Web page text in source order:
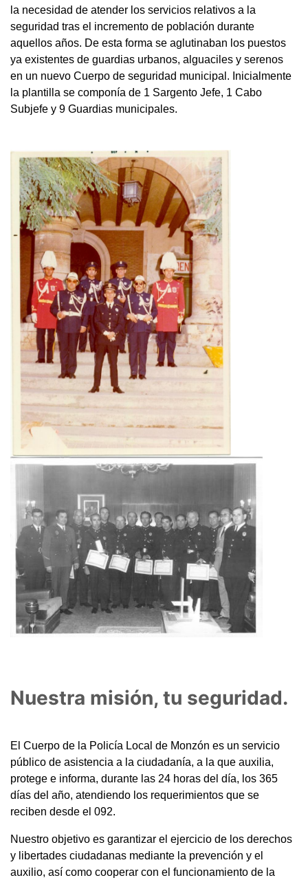
la necesidad de atender los servicios relativos a la
seguridad tras el incremento de población durante
aquellos años. De esta forma se aglutinaban los puestos
ya existentes de guardias urbanos, alguaciles y serenos
en un nuevo Cuerpo de seguridad municipal. Inicialmente
la plantilla se componía de 1 Sargento Jefe, 1 Cabo
Subjefe y 9 Guardias municipales.
Nuestra misión, tu seguridad.
El Cuerpo de la Policía Local de Monzón es un servicio
público de asistencia a la ciudadanía, a la que auxilia,
protege e informa, durante las 24 horas del día, los 365
días del año, atendiendo los requerimientos que se
reciben desde el 092.
Nuestro objetivo es garantizar el ejercicio de los derechos
y libertades ciudadanas mediante la prevención y el
auxilio, así como cooperar con el funcionamiento de la